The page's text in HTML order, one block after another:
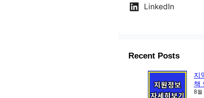
LinkedIn
Recent Posts
지
책
8월